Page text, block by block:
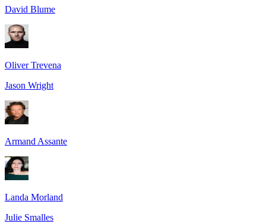
David Blume
Oliver Trevena
Jason Wright
Armand Assante
Landa Morland
Julie Smalles